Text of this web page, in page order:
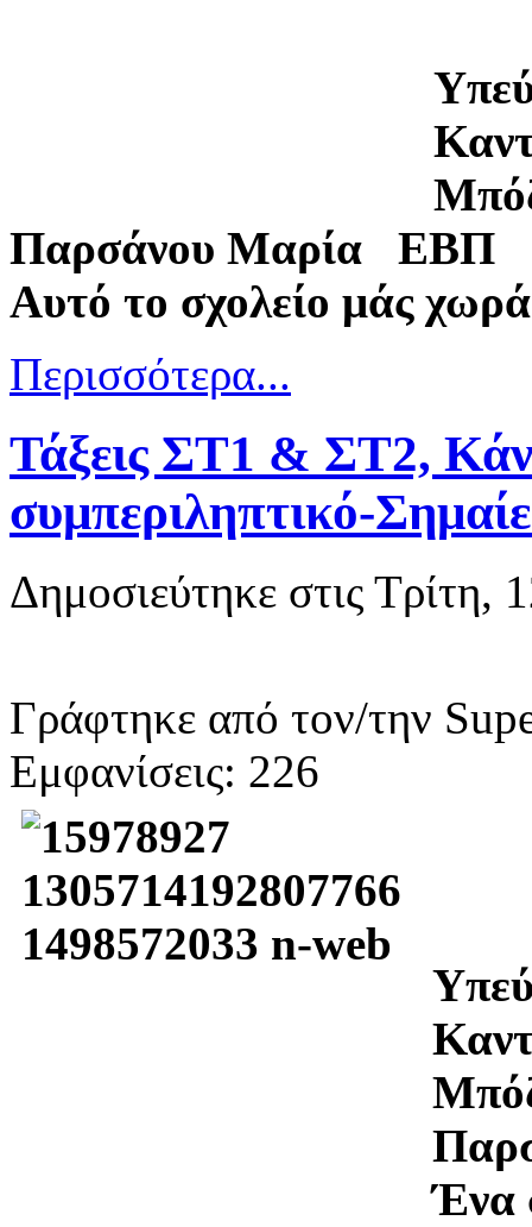
Παρσάνου Μαρία ΕΒΠ
Αυτό το σχολείο μάς
Περισσότερα...
Τάξεις ΣΤ1 & ΣΤ2,
συμπεριληπτικό-
Δημοσιεύτηκε στις Τρίτη,
Γράφτηκε από τον/την
Εμφανίσεις: 226
Ένα